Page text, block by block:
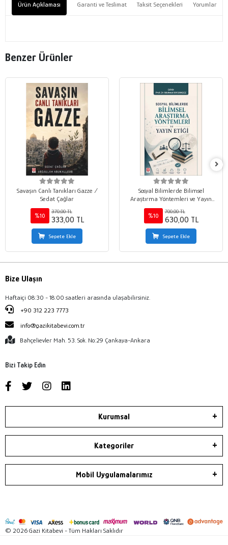
Ürün Açıklaması Garanti ve Teslimat Taksit Seçenekleri Yorumlar
Benzer Ürünler
Savaşın Canlı Tanıkları Gazze /
Sedat Çağlar
%10
370,00 TL
333,00 TL
Sepete Ekle
Sosyal Bilimlerde Bilimsel
Araştırma Yöntemleri ve Yayın
Etiği / Mehmet Marangoz
%10
700,00 TL
630,00 TL
Sepete Ekle
Bize Ulaşın
Haftaiçi 08:30 - 18:00 saatleri arasında ulaşabilirsiniz.
+90 312 223 7773
info@gazikitabevi.com.tr
Bahçelievler Mah. 53. Sok. No:29 Çankaya-Ankara
Bizi Takip Edin
Kurumsal
Kategoriler
Mobil Uygulamalarımız
© 2026 Gazi Kitabevi - Tüm Hakları Saklıdır